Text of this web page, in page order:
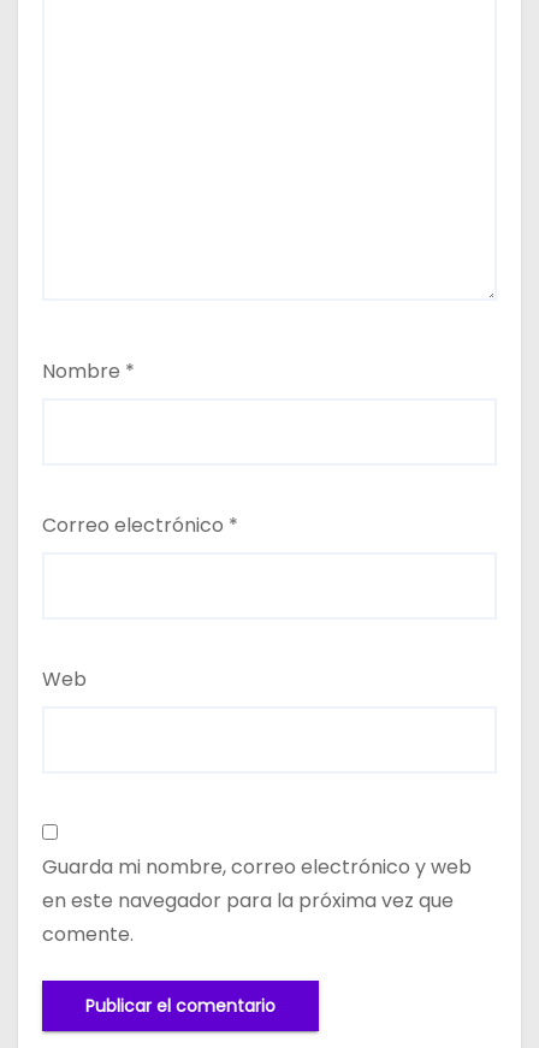
Nombre *
Correo electrónico *
Web
Guarda mi nombre, correo electrónico y web
en este navegador para la próxima vez que
comente.